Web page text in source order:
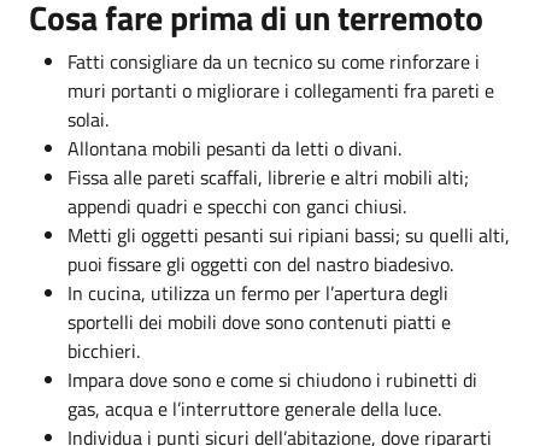
Cosa fare prima di un terremoto
Fatti consigliare da un tecnico su come rinforzare i
muri portanti o migliorare i collegamenti fra pareti e
solai.
Allontana mobili pesanti da letti o divani.
Fissa alle pareti scaffali, librerie e altri mobili alti;
appendi quadri e specchi con ganci chiusi.
Metti gli oggetti pesanti sui ripiani bassi; su quelli alti,
puoi fissare gli oggetti con del nastro biadesivo.
In cucina, utilizza un fermo per l’apertura degli
sportelli dei mobili dove sono contenuti piatti e
bicchieri.
Impara dove sono e come si chiudono i rubinetti di
gas, acqua e l’interruttore generale della luce.
Individua i punti sicuri dell’abitazione, dove ripararti